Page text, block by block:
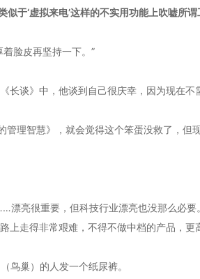
于‘虚拟来电’这样的不实用功能上吹嘘所
脸皮再坚持一下。”
长谈》中，他谈到自己很庆幸，因为现在不
理智慧》，就会觉得这个笨蛋没救了，但
漂亮很重要，但科技行业漂亮也没那么必要
走得非常艰难，不得不做中档的产品，更
鸟巢）的人发一个纸尿裤。